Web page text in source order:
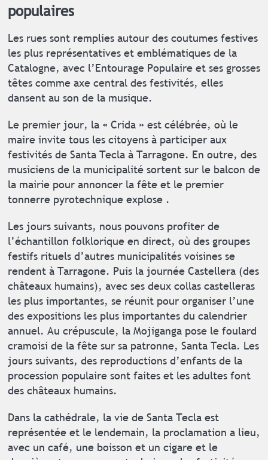
populaires
Les rues sont remplies autour des coutumes festives
les plus représentatives et emblématiques de la
Catalogne, avec l’Entourage Populaire et ses grosses
têtes comme axe central des festivités, elles
dansent au son de la musique.
Le premier jour, la « Crida » est célébrée, où le
maire invite tous les citoyens à participer aux
festivités de Santa Tecla à Tarragone. En outre, des
musiciens de la municipalité sortent sur le balcon de
la mairie pour annoncer la fête et le premier
tonnerre pyrotechnique explose .
Les jours suivants, nous pouvons profiter de
l’échantillon folklorique en direct, où des groupes
festifs rituels d’autres municipalités voisines se
rendent à Tarragone. Puis la journée Castellera (des
châteaux humains), avec ses deux collas castelleras
les plus importantes, se réunit pour organiser l’une
des expositions les plus importantes du calendrier
annuel. Au crépuscule, la Mojiganga pose le foulard
cramoisi de la fête sur sa patronne, Santa Tecla. Les
jours suivants, des reproductions d’enfants de la
procession populaire sont faites et les adultes font
des châteaux humains.
Dans la cathédrale, la vie de Santa Tecla est
représentée et le lendemain, la proclamation a lieu,
avec un café, une boisson et un cigare et le